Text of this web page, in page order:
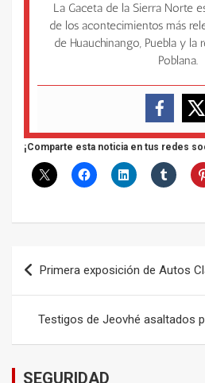
La Gaceta de la Sierra Norte
de los acontecimientos más
de Huauchinango, Puebla y
Poblana.
¡Comparte esta noticia en tus redes
Navegación
de
entradas
Primera exposición de Autos
Testigos de Jeovhé asaltados
SEGURIDAD